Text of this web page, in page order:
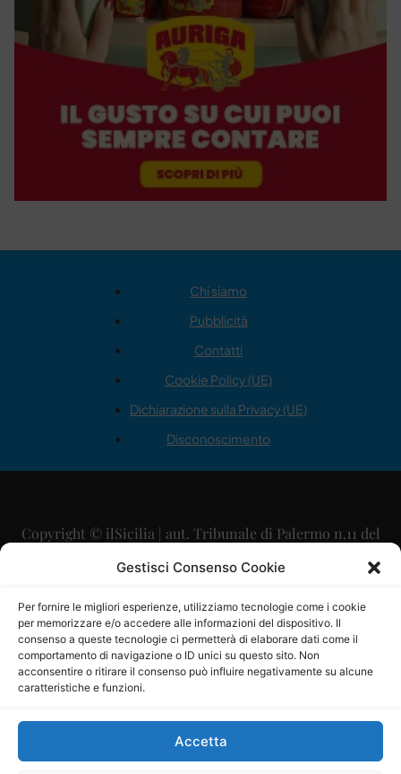
Gestisci Consenso Cookie
Per fornire le migliori esperienze, utilizziamo tecnologie come i cookie
per memorizzare e/o accedere alle informazioni del dispositivo. Il
consenso a queste tecnologie ci permetterà di elaborare dati come il
comportamento di navigazione o ID unici su questo sito. Non
acconsentire o ritirare il consenso può influire negativamente su alcune
caratteristiche e funzioni.
Accetta
Chi siamo
Pubblicità
Contatti
Cookie Policy (UE)
Dichiarazione sulla Privacy (UE)
Disconoscimento
Copyright © ilSicilia | aut. Tribunale di Palermo n.11 del
29/09/2015
Direttore Editoriale: Maurizio Scaglione
Direttore Responsabile: Maria Calabrese
P.IVA: 06334930820
Mercurio Comunicazione Società Cooperativa a r.l. è